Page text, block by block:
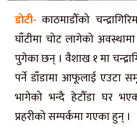
डोटी- काठमाडौँको
घाँटीमा चोट लागेको अवस्थामा
पुगेका छन् । वैशाख १ मा
पर्ने डाँडामा आफूलाई एउटा
भागेको भन्दै हेटौँडा घर
प्रहरीको सम्पर्कमा गएका हुन् ।